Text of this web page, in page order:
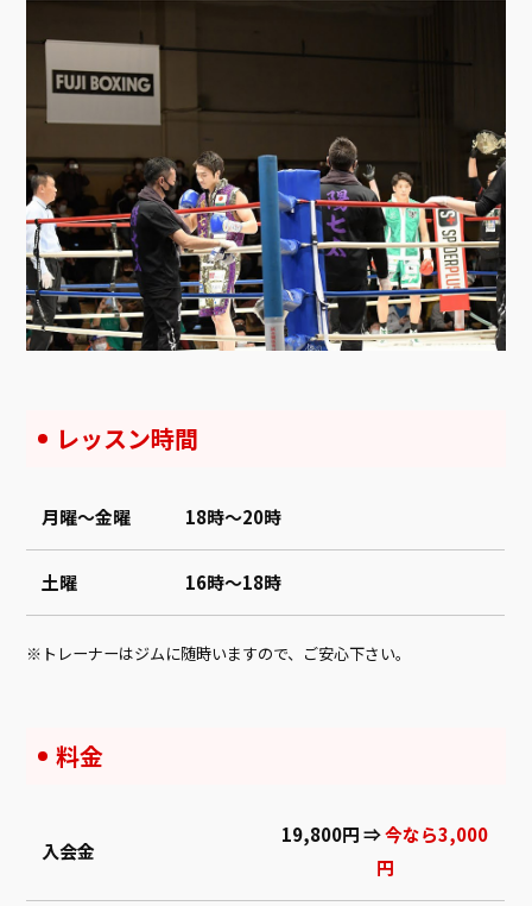
レッスン時間
月曜～金曜 18時～20時
土曜 16時～18時
トレーナーはジムに随時いますので、ご安心下さい。
料金
入会金
19,800円 ⇒今なら3,000
円